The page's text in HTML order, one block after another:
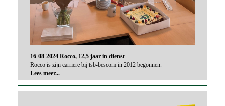
16-08-2024 Rocco, 12,5 jaar in dienst
Rocco is zijn carriere bij tsb-bescom in 2012 begonnen.
Lees meer...